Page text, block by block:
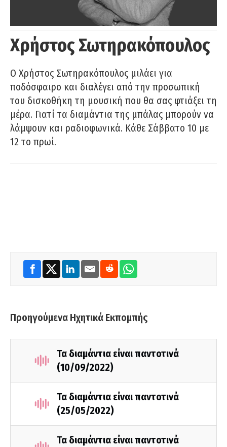
Χρήστος Σωτηρακόπουλος
Ο Χρήστος Σωτηρακόπουλος μιλάει για
ποδόσφαιρο και διαλέγει από την προσωπική
του δισκοθήκη τη μουσική που θα σας φτιάξει τη
μέρα. Γιατί τα διαμάντια της μπάλας μπορούν να
λάμψουν και ραδιοφωνικά. Κάθε Σάββατο 10 με
12 το πρωί.
Προηγούμενα Ηχητικά Εκπομπής
Τα διαμάντια είναι παντοτινά
(10/09/2022)
Τα διαμάντια είναι παντοτινά
(25/05/2022)
Τα διαμάντια είναι παντοτινά